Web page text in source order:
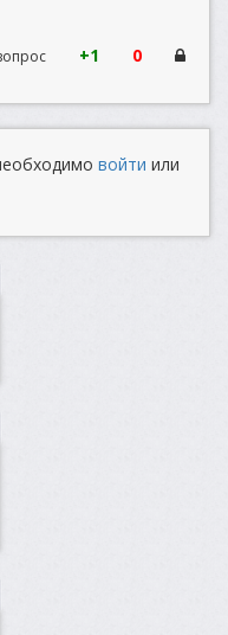
+1 0
войти или